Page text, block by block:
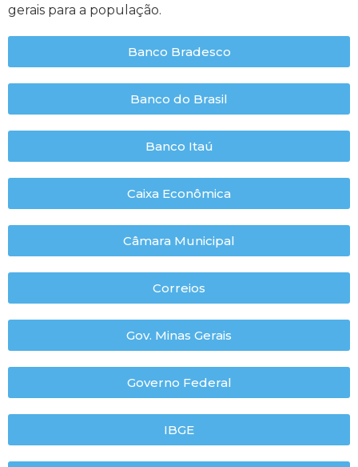
gerais para a população.
Banco Bradesco
Banco do Brasil
Banco Itaú
Caixa Econômica
Câmara Municipal
Correios
Gov. Minas Gerais
Governo Federal
IBGE